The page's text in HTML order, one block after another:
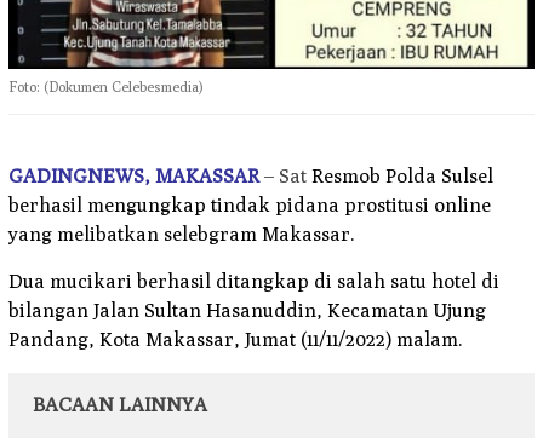
Foto: (Dokumen Celebesmedia)
GADINGNEWS, MAKASSAR– Sat Resmob Polda Sulsel
berhasil mengungkap tindak pidana prostitusi online
yang melibatkan selebgram Makassar.
Dua mucikari berhasil ditangkap di salah satu hotel di
bilangan Jalan Sultan Hasanuddin, Kecamatan Ujung
Pandang, Kota Makassar, Jumat (11/11/2022) malam.
BACAAN LAINNYA